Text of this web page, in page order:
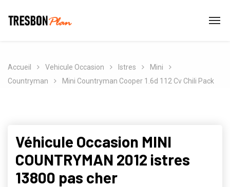
Accueil Vehicule Occasion Istres
Mini
Countryman
Mini Countryman Cooper 1.6d 112 Cv Chili Pack
Véhicule Occasion MINI
COUNTRYMAN 2012 istres
13800 pas cher